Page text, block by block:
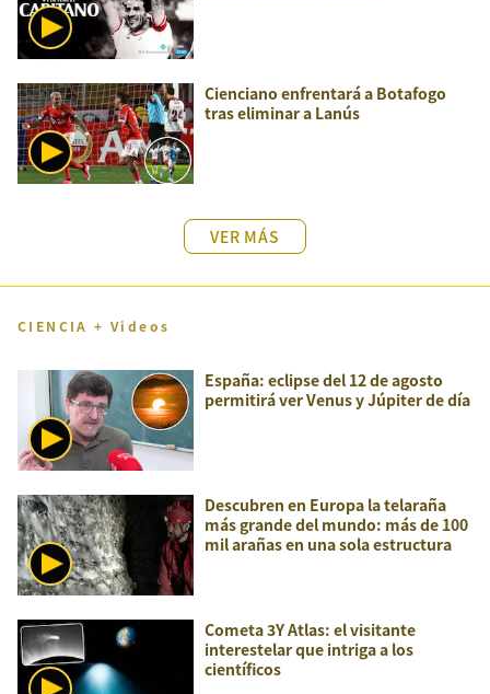
Cienciano enfrentará a Botafogo
tras eliminar a Lanús
VER MÁS
CIENCIA + Videos
España: eclipse del 12 de agosto
permitirá ver Venus y Júpiter de día
Descubren en Europa la telaraña
más grande del mundo: más de 100
mil arañas en una sola estructura
Cometa 3Y Atlas: el visitante
interestelar que intriga a los
científicos